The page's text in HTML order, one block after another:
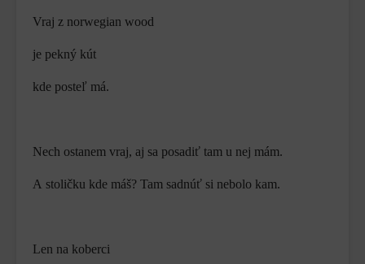
Vraj z norwegian wood
je pekný kút
kde posteľ má.
Nech ostanem vraj, aj sa posadiť tam u nej mám.
A stoličku kde máš? Tam sadnúť si nebolo kam.
Len na koberci